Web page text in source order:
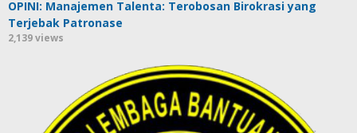
OPINI: Manajemen Talenta: Terobosan Birokrasi yang
Terjebak Patronase
2,139 views